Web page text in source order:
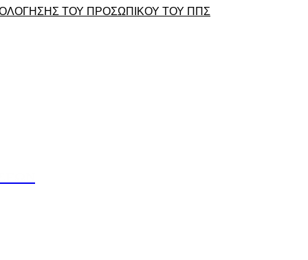
ΤΟΥ ΠΡΟΣΩΠΙΚΟΥ ΤΟΥ ΠΠΣ